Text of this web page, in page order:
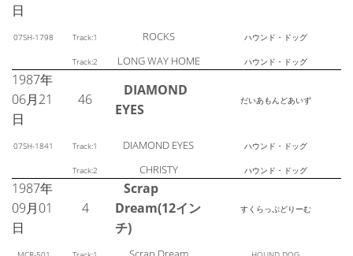
日
07SH-1798 Track:1 ROCKS ハウンド・ドッグ
Track:2 LONG WAY HOME ハウンド・ドッグ
1987年
06月21
日
46
DIAMOND
EYES
だいあもんどあいず
07SH-1841 Track:1 DIAMOND EYES ハウンド・ドッグ
Track:2 CHRISTY ハウンド・ドッグ
1987年
09月01
日
4
Scrap
Dream(12イン
チ)
すくらっぷどりーむ